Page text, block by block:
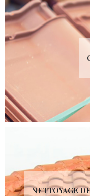
NETTOYAGE